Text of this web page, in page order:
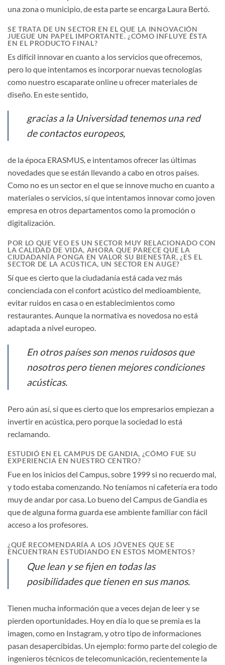
una zona o municipio, de esta parte se encarga Laura Bertó.
SE TRATA DE UN SECTOR EN EL QUE LA INNOVACIÓN
JUEGUE UN PAPEL IMPORTANTE. ¿CÓMO INFLUYE ÉSTA
EN EL PRODUCTO FINAL?
Es difícil innovar en cuanto a los servicios que ofrecemos,
pero lo que intentamos es incorporar nuevas tecnologías
como nuestro escaparate online u ofrecer materiales de
diseño. En este sentido,
gracias a la Universidad tenemos una red
de contactos europeos,
de la época ERASMUS, e intentamos ofrecer las últimas
novedades que se están llevando a cabo en otros países.
Como no es un sector en el que se innove mucho en cuanto a
materiales o servicios, sí que intentamos innovar como joven
empresa en otros departamentos como la promoción o
digitalización.
POR LO QUE VEO ES UN SECTOR MUY RELACIONADO CON
LA CALIDAD DE VIDA, AHORA QUE PARECE QUE LA
CIUDADANÍA PONGA EN VALOR SU BIENESTAR, ¿ES EL
SECTOR DE LA ACÚSTICA, UN SECTOR EN AUGE?
Sí que es cierto que la ciudadanía está cada vez más
concienciada con el confort acústico del medioambiente,
evitar ruidos en casa o en establecimientos como
restaurantes. Aunque la normativa es novedosa no está
adaptada a nivel europeo.
En otros países son menos ruidosos que
nosotros pero tienen mejores condiciones
acústicas.
Pero aún así, sí que es cierto que los empresarios empiezan a
invertir en acústica, pero porque la sociedad lo está
reclamando.
ESTUDIÓ EN EL CAMPUS DE GANDIA, ¿CÓMO FUE SU
EXPERIENCIA EN NUESTRO CENTRO?
Fue en los inicios del Campus, sobre 1999 si no recuerdo mal,
y todo estaba comenzando. No teníamos ni cafetería era todo
muy de andar por casa. Lo bueno del Campus de Gandia es
que de alguna forma guarda ese ambiente familiar con fácil
acceso a los profesores.
¿QUÉ RECOMENDARÍA A LOS JÓVENES QUE SE
ENCUENTRAN ESTUDIANDO EN ESTOS MOMENTOS?
Que lean y se fijen en todas las
posibilidades que tienen en sus manos.
Tienen mucha información que a veces dejan de leer y se
pierden oportunidades. Hoy en día lo que se premia es la
imagen, como en Instagram, y otro tipo de informaciones
pasan desapercibidas. Un ejemplo: formo parte del colegio de
ingenieros técnicos de telecomunicación, recientemente la